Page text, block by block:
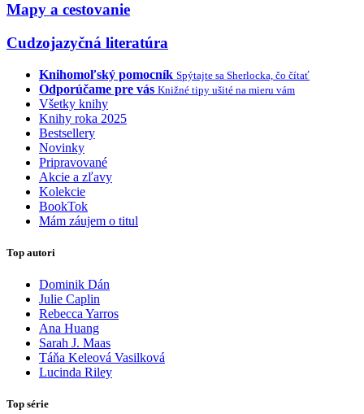
Mapy a cestovanie
Cudzojazyčná literatúra
Knihomoľský pomocník Spýtajte sa Sherlocka, čo čítať
Odporúčame pre vás Knižné tipy ušité na mieru vám
Všetky knihy
Knihy roka 2025
Bestsellery
Novinky
Pripravované
Akcie a zľavy
Kolekcie
BookTok
Mám záujem o titul
Top autori
Dominik Dán
Julie Caplin
Rebecca Yarros
Ana Huang
Sarah J. Maas
Táňa Keleová Vasilková
Lucinda Riley
Top série